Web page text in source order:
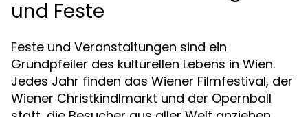
und Feste
Feste und Veranstaltungen sind ein
Grundpfeiler des kulturellen Lebens in Wien.
Jedes Jahr finden das Wiener Filmfestival, der
Wiener Christkindlmarkt und der Opernball